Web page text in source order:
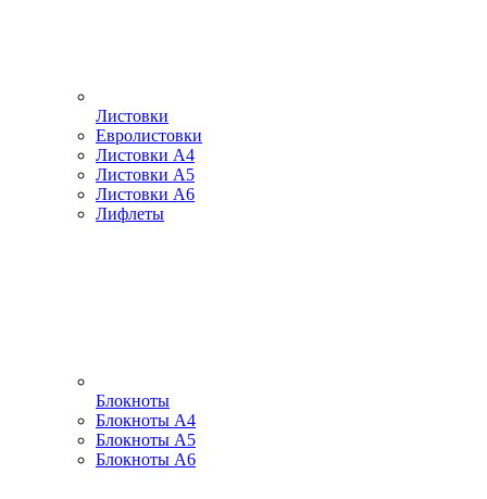
Листовки
Евролистовки
Листовки А4
Листовки А5
Листовки А6
Лифлеты
Блокноты
Блокноты А4
Блокноты А5
Блокноты А6